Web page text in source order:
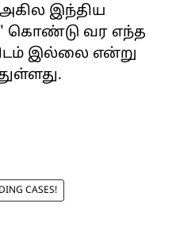
இந்திய
கொண்டு வர எந்த
இல்லை என்று
CASES!